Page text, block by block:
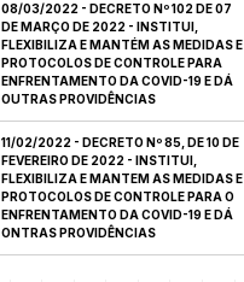
08/03/2022 - DECRETO Nº 102 DE 07
DE MARÇO DE 2022 - INSTITUI,
FLEXIBILIZA E MANTÉM AS MEDIDAS E
PROTOCOLOS DE CONTROLE PARA
ENFRENTAMENTO DA COVID-19 E DÁ
OUTRAS PROVIDÊNCIAS
11/02/2022 - DECRETO Nº 85, DE 10 DE
FEVEREIRO DE 2022 - INSTITUI,
FLEXIBILIZA E MANTEM AS MEDIDAS E
PROTOCOLOS DE CONTROLE PARA O
ENFRENTAMENTO DA COVID-19 E DÁ
ONTRAS PROVIDÊNCIAS